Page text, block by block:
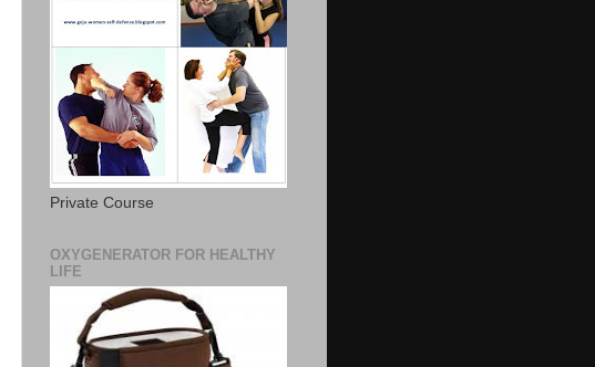
Private Course
OXYGENERATOR FOR HEALTHY
LIFE